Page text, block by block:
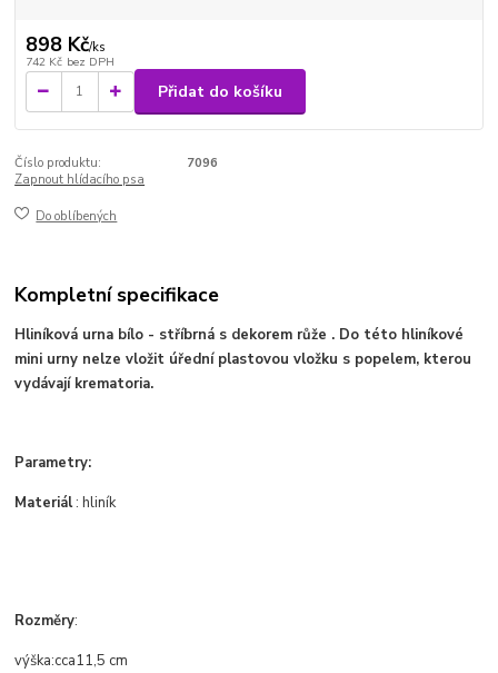
898 Kč/ks
742 Kč bez DPH
Přidat do košíku
Číslo produktu:
7096
Zapnout hlídacího psa
Do oblíbených
Kompletní specifikace
Hliníková urna bílo - stříbrná s dekorem růže . Do této hliníkové
mini urny nelze vložit úřední plastovou vložku s popelem, kterou
vydávají krematoria.
Parametry:
Materiál: hliník
Rozměry:
výška:cca11,5 cm